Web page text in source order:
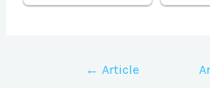
← Article